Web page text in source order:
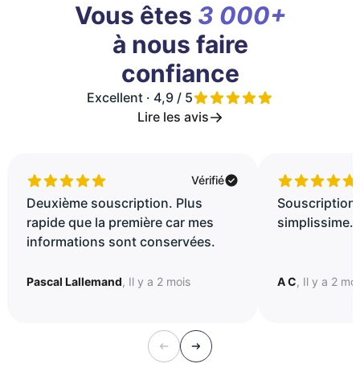
Vous êtes 3 000+
à nous faire
confiance
Excellent · 4,9 / 5
Lire les avis
Vérifié
Deuxième souscription. Plus
rapide que la première car mes
informations sont conservées.
Pascal Lallemand, Il y a 2 mois
Souscription
A C, Il y a 2